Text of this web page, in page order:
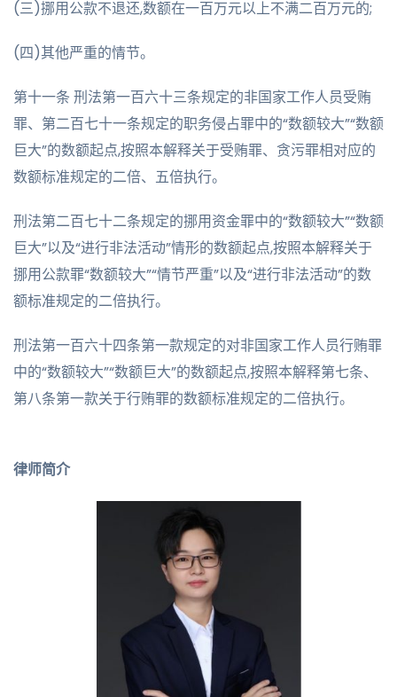
(三)挪用公款不退还,数额在一百万元以上不满二百万元的;
(四)其他严重的情节。
第十一条 刑法第一百六十三条规定的非国家工作人员受贿
罪、第二百七十一条规定的职务侵占罪中的“数额较大”“数额
巨大”的数额起点,按照本解释关于受贿罪、贪污罪相对应的
数额标准规定的二倍、五倍执行。
刑法第二百七十二条规定的挪用资金罪中的“数额较大”“数额
巨大”以及“进行非法活动”情形的数额起点,按照本解释关于
挪用公款罪“数额较大”“情节严重”以及“进行非法活动”的数
额标准规定的二倍执行。
刑法第一百六十四条第一款规定的对非国家工作人员行贿罪
中的“数额较大”“数额巨大”的数额起点,按照本解释第七条、
第八条第一款关于行贿罪的数额标准规定的二倍执行。
律师简介